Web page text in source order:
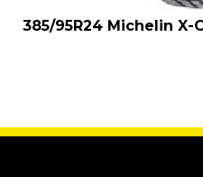
385/95R24 Michelin X-